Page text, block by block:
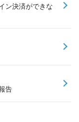
ン決済ができな
告